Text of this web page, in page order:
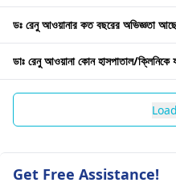
ডঃ রেনু আওয়ানার কত বছরের অভিজ্ঞতা
ডাঃ রেনু আওয়ানা কোন হাসপাতাল/ক্লিনিকে
Get Free Assistance!